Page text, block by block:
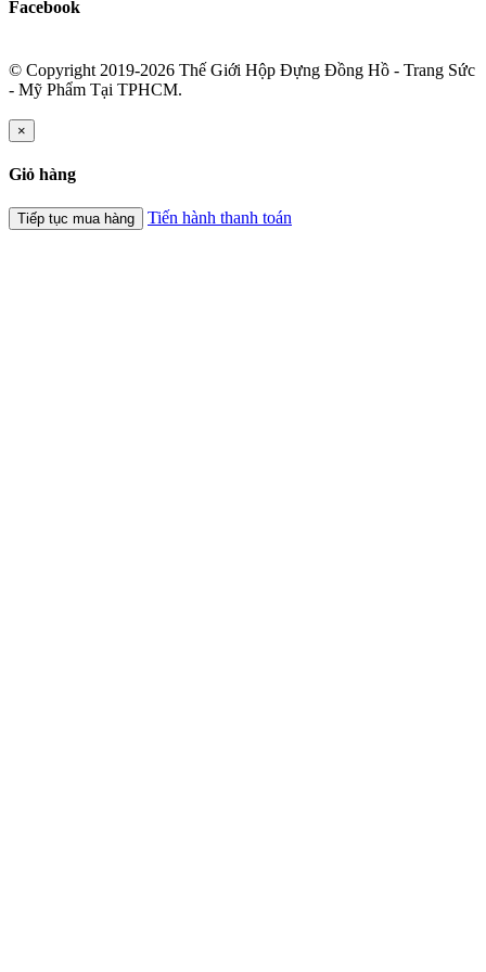
Facebook
© Copyright 2019-2026 Thế Giới Hộp Đựng Đồng Hồ - Trang Sức
- Mỹ Phẩm Tại TPHCM.
×
Giỏ hàng
Tiếp tục mua hàng Tiến hành thanh toán